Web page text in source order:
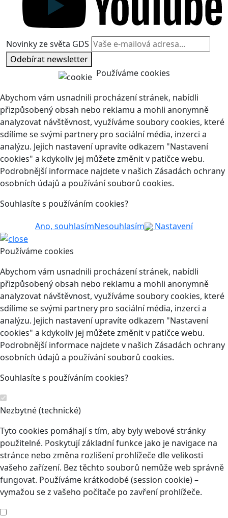
Novinky ze světa GDS
Odebírat newsletter
Používáme cookies
Abychom vám usnadnili procházení stránek, nabídli
přizpůsobený obsah nebo reklamu a mohli anonymně
analyzovat návštěvnost, využíváme soubory cookies, které
sdílíme se svými partnery pro sociální média, inzerci a
analýzu. Jejich nastavení upravíte odkazem "Nastavení
cookies" a kdykoliv jej můžete změnit v patičce webu.
Podrobnější informace najdete v našich Zásadách ochrany
osobních údajů a používání souborů cookies.
Souhlasíte s používáním cookies?
Ano, souhlasímNesouhlasím Nastavení
Používáme cookies
Abychom vám usnadnili procházení stránek, nabídli
přizpůsobený obsah nebo reklamu a mohli anonymně
analyzovat návštěvnost, využíváme soubory cookies, které
sdílíme se svými partnery pro sociální média, inzerci a
analýzu. Jejich nastavení upravíte odkazem "Nastavení
cookies" a kdykoliv jej můžete změnit v patičce webu.
Podrobnější informace najdete v našich Zásadách ochrany
osobních údajů a používání souborů cookies.
Souhlasíte s používáním cookies?
Nezbytné (technické)
Tyto cookies pomáhají s tím, aby byly webové stránky
použitelné. Poskytují základní funkce jako je navigace na
stránce nebo změna rozlišení prohlížeče dle velikosti
vašeho zařízení. Bez těchto souborů nemůže web správně
fungovat. Používáme krátkodobé (session cookie) –
vymažou se z vašeho počítače po zavření prohlížeče.